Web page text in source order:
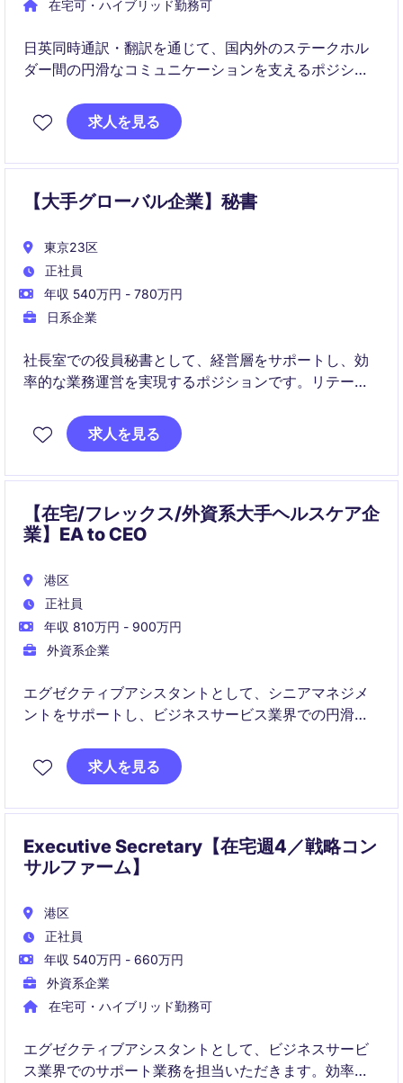
在宅可・ハイブリッド勤務可
日英同時通訳・翻訳を通じて、国内外のステークホル
ダー間の円滑なコミュニケーションを支えるポジショ
経営層やグローバルチームとの連携に直接貢献できま
す。
求人を見る
【大手グローバル企業】秘書
東京23区
正社員
年収 540万円 - 780万円
日系企業
社長室での役員秘書として、経営層をサポートし、効
率的な業務運営を実現するポジションです。リテール
ッショナルな環境でキャリアを築くチャンスです。
求人を見る
【在宅/フレックス/外資系大手ヘルスケア企
業】EA to CEO
港区
正社員
年収 810万円 - 900万円
外資系企業
エグゼクティブアシスタントとして、シニアマネジメ
ントをサポートし、ビジネスサービス業界での円滑な
ル管理や調整能力が求められるポジションです。
求人を見る
Executive Secretary【在宅週4／戦略コン
サルファーム】
港区
正社員
年収 540万円 - 660万円
外資系企業
在宅可・ハイブリッド勤務可
エグゼクティブアシスタントとして、ビジネスサービ
ス業界でのサポート業務を担当いただきます。効率的